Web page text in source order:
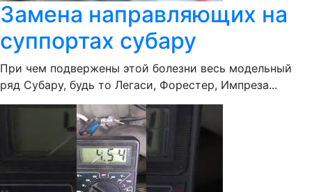
Замена направляющих на
суппортах субару
При чем подвержены этой болезни весь модельный
ряд Субару, будь то Легаси, Форестер, Импреза...